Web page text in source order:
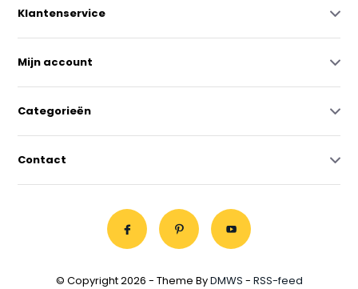
Klantenservice
Mijn account
Categorieën
Contact
© Copyright 2026 - Theme ByDMWS - RSS-feed